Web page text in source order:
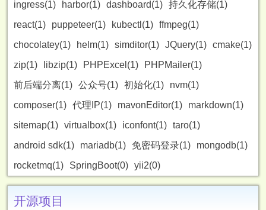
ingress(1)
harbor(1) dashboard(1) 持久化存储(1)
react(1)
puppeteer(1) kubectl(1) ffmpeg(1)
chocolatey(1)
helm(1) simditor(1) JQuery(1) cmake(1)
zip(1)
libzip(1) PHPExcel(1)
PHPMailer(1)
前后端分离(1) 公众号(1) 初始化(1)
nvm(1)
composer(1) 代理IP(1) mavonEditor(1)
markdown(1)
sitemap(1) virtualbox(1) iconfont(1) taro(1)
android sdk(1)
mariadb(1) 免密码登录(1)
mongodb(1)
rocketmq(1)
SpringBoot(0) yii2(0)
开源项目